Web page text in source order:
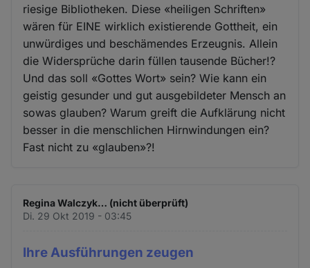
riesige Bibliotheken. Diese «heiligen Schriften»
wären für EINE wirklich existierende Gottheit, ein
unwürdiges und beschämendes Erzeugnis. Allein
die Widersprüche darin füllen tausende Bücher!?
Und das soll «Gottes Wort» sein? Wie kann ein
geistig gesunder und gut ausgebildeter Mensch an
sowas glauben? Warum greift die Aufklärung nicht
besser in die menschlichen Hirnwindungen ein?
Fast nicht zu «glauben»?!
Regina Walczyk… (nicht überprüft)
Di. 29 Okt 2019 - 03:45
Ihre Ausführungen zeugen